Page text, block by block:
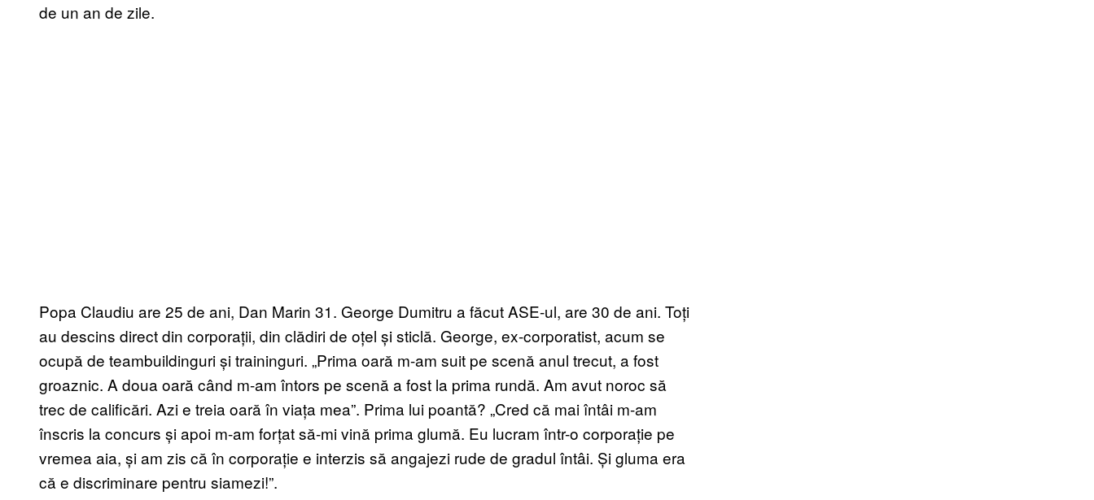
de un an de zile.
Popa Claudiu are 25 de ani, Dan Marin 31. George Dumitru a făcut ASE-ul, are 30 de ani. Toți
au descins direct din corporații, din clădiri de oțel și sticlă. George, ex-corporatist, acum se
ocupă de teambuildinguri și traininguri. „Prima oară m-am suit pe scenă anul trecut, a fost
groaznic. A doua oară când m-am întors pe scenă a fost la prima rundă. Am avut noroc să
trec de calificări. Azi e treia oară în viața mea”. Prima lui poantă? „Cred că mai întâi m-am
înscris la concurs și apoi m-am forțat să-mi vină prima glumă. Eu lucram într-o corporație pe
vremea aia, și am zis că în corporație e interzis să angajezi rude de gradul întâi. Și gluma era
că e discriminare pentru siamezi!”.